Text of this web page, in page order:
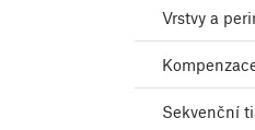
Vrstvy a
Sekvenční